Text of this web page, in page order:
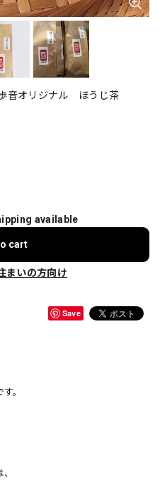
音オリジナル ほうじ茶
available
cart
まいの方向け
Save
。